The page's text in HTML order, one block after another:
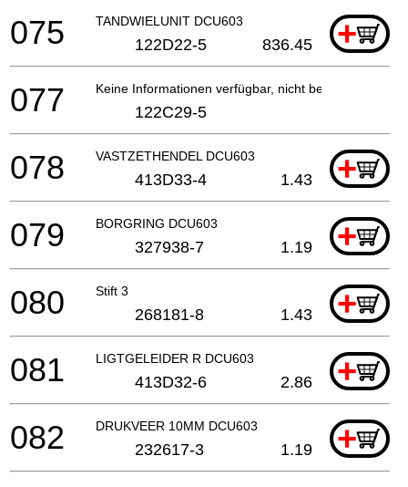
TANDWIELUNIT DCU603 +
075 122D22-5 836.45
Keine Informationen verfügbar, nicht bestellbar
077 122C29-5
VASTZETHENDEL DCU603 +
078 413D33-4 1.43
BORGRING DCU603 +
079 327938-7 1.19
Stift 3 +
080 268181-8 1.43
LIGTGELEIDER R DCU603 +
081 413D32-6 2.86
DRUKVEER 10MM DCU603 +
082 232617-3 1.19